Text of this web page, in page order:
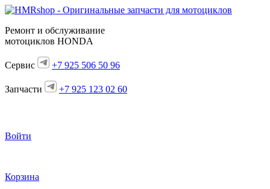
Ремонт и обслуживание
мотоциклов HONDA
Сервис +7 925 506 50 96
Запчасти +7 925 123 02 60
Войти
Корзина